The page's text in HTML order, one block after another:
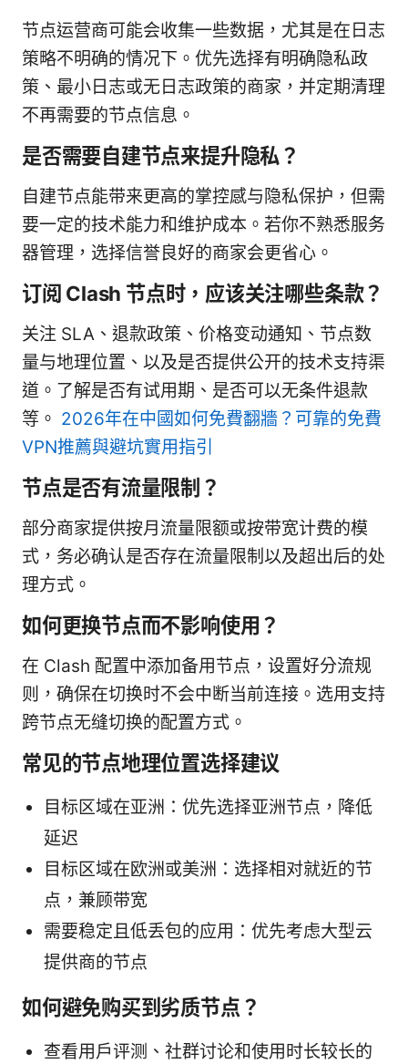
节点运营商可能会收集一些数据，尤其是在日志
策略不明确的情况下。优先选择有明确隐私政
策、最小日志或无日志政策的商家，并定期清理
不再需要的节点信息。
是否需要自建节点来提升隐私？
自建节点能带来更高的掌控感与隐私保护，但需
要一定的技术能力和维护成本。若你不熟悉服务
器管理，选择信誉良好的商家会更省心。
订阅 Clash 节点时，应该关注哪些条款？
关注 SLA、退款政策、价格变动通知、节点数
量与地理位置、以及是否提供公开的技术支持渠
道。了解是否有试用期、是否可以无条件退款
等。 2026年在中國如何免費翻牆？可靠的免費
VPN推薦與避坑實用指引
节点是否有流量限制？
部分商家提供按月流量限额或按带宽计费的模
式，务必确认是否存在流量限制以及超出后的处
理方式。
如何更换节点而不影响使用？
在 Clash 配置中添加备用节点，设置好分流规
则，确保在切换时不会中断当前连接。选用支持
跨节点无缝切换的配置方式。
常见的节点地理位置选择建议
目标区域在亚洲：优先选择亚洲节点，降低
延迟
目标区域在欧洲或美洲：选择相对就近的节
点，兼顾带宽
需要稳定且低丢包的应用：优先考虑大型云
提供商的节点
如何避免购买到劣质节点？
查看用户评测、社群讨论和使用时长较长的